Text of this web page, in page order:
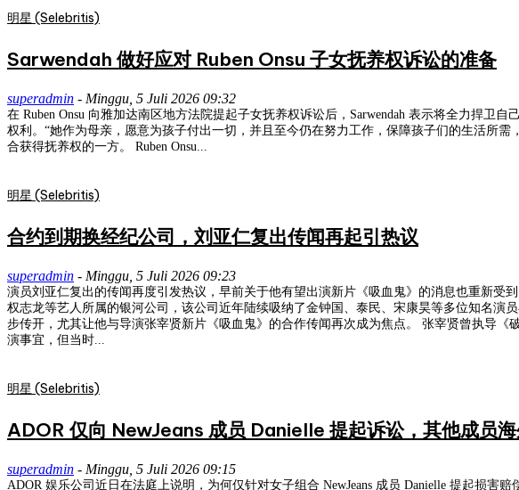
明星 (Selebritis)
Sarwendah 做好应对 Ruben Onsu 子女抚养权诉讼的准备
superadmin - Minggu, 5 Juli 2026 09:32
在 Ruben Onsu 向雅加达南区地方法院提起子女抚养权诉讼后，Sarwendah 表示将全力捍卫自己对孩子的抚养权。 Sarwendah 的代理律师亚伯拉罕・西蒙证实，其当事人早已做好
权利。“她作为母亲，愿意为孩子付出一切，并且至今仍在努力工作，保障孩子们的生活所需，尽到应尽的责任。” 另一位代理律师克里斯・萨姆・西乌也表示，他们将提交完整
合获得抚养权的一方。 Ruben Onsu...
明星 (Selebritis)
合约到期换经纪公司，刘亚仁复出传闻再起引热议
superadmin - Minggu, 5 Juli 2026 09:23
演员刘亚仁复出的传闻再度引发热议，早前关于他有望出演新片《吸血鬼》的消息也重新受到关注。 本周二，经纪公司 UAA 向媒体证实，与刘亚仁自 2014 年起的专属合约已正式到期。随后有消息称
权志龙等艺人所属的银河公司，该公司近年陆续吸纳了金钟国、泰民、宋康昊等多位知名演员与歌手。 去年 7 月 3 日，刘亚仁因涉毒案件被判处有期徒刑一年，缓期两年执行。沉寂期间，换公司
步传开，尤其让他与导演张宰贤新片《吸血鬼》的合作传闻再次成为焦点。 张宰贤曾执导《破墓》《黑司祭们》等热门影片，新作《吸血鬼》是一部以吸血鬼为主题的原创故事。去年底有报道称，刘亚仁正在洽谈参
演事宜，但当时...
明星 (Selebritis)
ADOR 仅向 NewJeans 成员 Danielle 提起诉讼，其他成员海
superadmin - Minggu, 5 Juli 2026 09:15
ADOR 娱乐公司近日在法庭上说明，为何仅针对女子组合 NewJeans 成员 Danielle 提起损害赔偿诉讼，而与